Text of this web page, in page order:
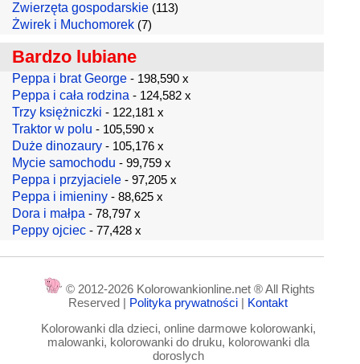
Zwierzęta gospodarskie (113)
Żwirek i Muchomorek (7)
Bardzo lubiane
Peppa i brat George - 198,590 x
Peppa i cała rodzina - 124,582 x
Trzy księżniczki - 122,181 x
Traktor w polu - 105,590 x
Duże dinozaury - 105,176 x
Mycie samochodu - 99,759 x
Peppa i przyjaciele - 97,205 x
Peppa i imieniny - 88,625 x
Dora i małpa - 78,797 x
Peppy ojciec - 77,428 x
© 2012-2026 Kolorowankionline.net ® All Rights
Reserved | Polityka prywatności | Kontakt
Kolorowanki dla dzieci, online darmowe kolorowanki,
malowanki, kolorowanki do druku, kolorowanki dla
doroslych